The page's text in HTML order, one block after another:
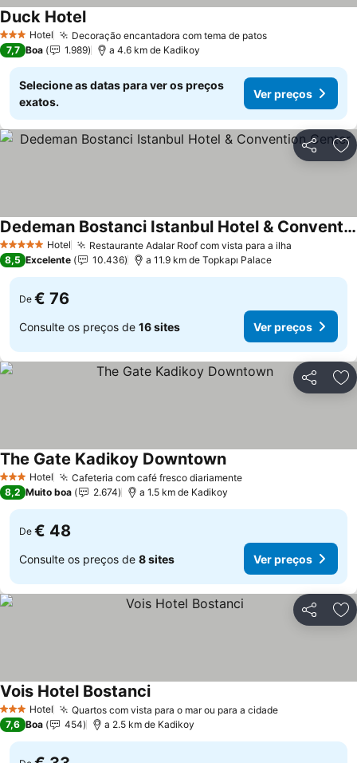
3 EstrelasHotel Decoração encantadora com tema de patos
Duck Hotel
7,7 Boa 1.989 a 4.6 km de Kadikoy
Selecione as datas para ver os preços
exatos.
Ver preços
Partilhar
5 Estrelas Hotel Restaurante Adalar Roof com vista para a ilha
Dedeman Bostanci Istanbul Hotel & Convention Center
8,5 Excelente 10.436 a 11.9 km de Topkapı Palace
De € 76
Consulte os preços de 16 sites Ver preços
Partilhar
3 EstrelasHotel Cafeteria com café fresco diariamente
The Gate Kadikoy Downtown
8,2 Muito boa 2.674 a 1.5 km de Kadikoy
De € 48
Consulte os preços de 8 sites Ver preços
Partilhar
3 EstrelasHotel Quartos com vista para o mar ou para a cidade
Vois Hotel Bostanci
7,6 Boa 454 a 2.5 km de Kadikoy